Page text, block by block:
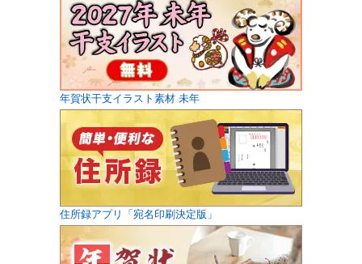
年賀状干支イラスト素材 未年
住所録アプリ「宛名印刷決定版」